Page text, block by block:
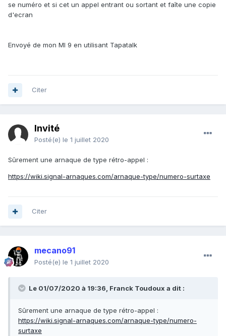
se numéro et si cet un appel entrant ou sortant et faîte une copie
d'ecran
Envoyé de mon MI 9 en utilisant Tapatalk
Citer
Invité
Posté(e) le 1 juillet 2020
Sûrement une arnaque de type rétro-appel :
https://wiki.signal-arnaques.com/arnaque-type/numero-surtaxe
Citer
mecano91
Posté(e) le 1 juillet 2020
Le 01/07/2020 à 19:36, Franck Toudoux a dit :
Sûrement une arnaque de type rétro-appel :
https://wiki.signal-arnaques.com/arnaque-type/numero-
surtaxe